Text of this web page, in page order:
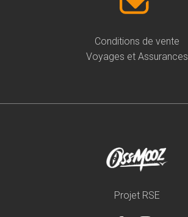
Conditions de vente
Voyages et Assurances
Projet RSE